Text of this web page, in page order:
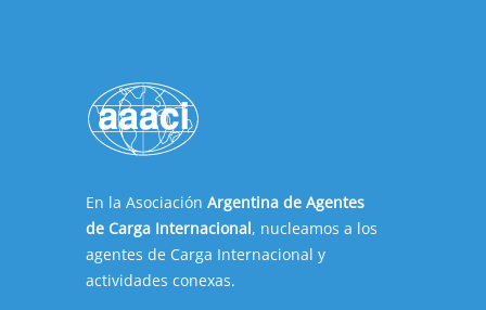
En la Asociación Argentina de Agentes
de Carga Internacional, nucleamos a los
agentes de Carga Internacional y
actividades conexas.